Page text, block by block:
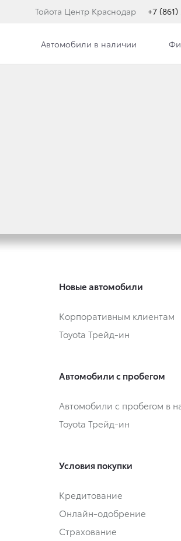
Тойота Центр Краснодар +7 (861)
Автомобили в наличии
Новые автомобили
Корпоративным клиентам
Toyota Трейд-ин
Автомобили с пробегом
Автомобили с пробегом в
Toyota Трейд-ин
Условия покупки
Кредитование
Онлайн-одобрение
Страхование